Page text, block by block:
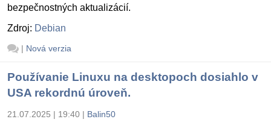
bezpečnostných aktualizácií.
Zdroj: Debian
| Nová verzia
Používanie Linuxu na desktopoch dosiahlo v
USA rekordnú úroveň.
21.07.2025 | 19:40 | Balin50